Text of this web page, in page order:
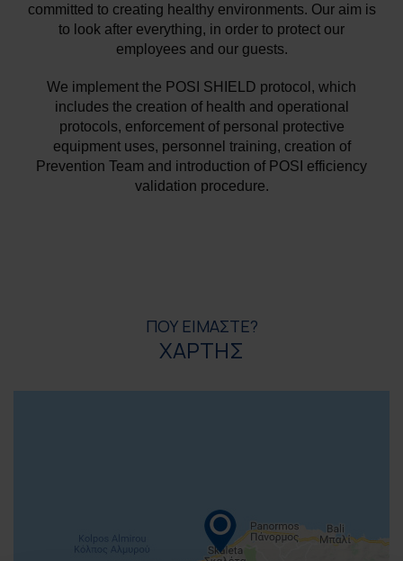
committed to creating healthy environments. Our aim is
to look after everything, in order to protect our
employees and our guests.
We implement the POSI SHIELD protocol, which
includes the creation of health and operational
protocols, enforcement of personal protective
equipment uses, personnel training, creation of
Prevention Team and introduction of POSI efficiency
validation procedure.
ΠΟΥ ΕΙΜΑΣΤΕ?
ΧΑΡΤΗΣ